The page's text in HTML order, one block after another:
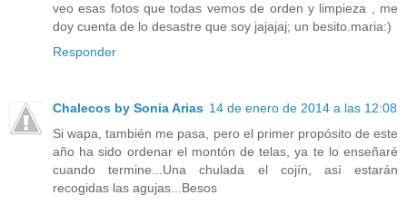
veo esas fotos que todas vemos de orden y limpieza , me
doy cuenta de lo desastre que soy jajajaj; un besito.maria:)
Responder
Chalecos by Sonia Arias 14 de enero de 2014 a las 12:08
Si wapa, también me pasa, pero el primer propósito de este
año ha sido ordenar el montón de telas, ya te lo enseñaré
cuando termine...Una chulada el cojín, así estarán
recogidas las agujas...Besos